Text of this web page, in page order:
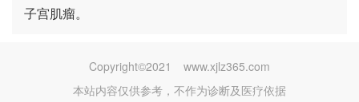
子宫肌瘤。
Copyright©2021
www.xjlz365.com
本站内容仅供参考，不作为诊断及医疗依据